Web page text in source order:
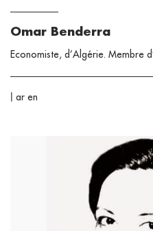
Omar Benderra
Economiste, d’Algérie. Membre
| ar en